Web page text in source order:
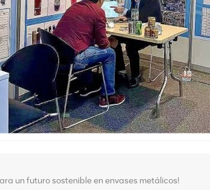
un futuro sostenible en envases metálicos!